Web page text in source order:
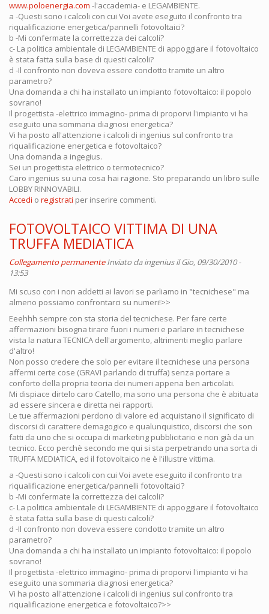
www.poloenergia.com -l'accademia- e LEGAMBIENTE.
a -Questi sono i calcoli con cui Voi avete eseguito il confronto tra
riqualificazione energetica/pannelli fotovoltaici?
b -Mi confermate la correttezza dei calcoli?
c- La politica ambientale di LEGAMBIENTE di appoggiare il fotovoltaico
è stata fatta sulla base di questi calcoli?
d -Il confronto non doveva essere condotto tramite un altro
parametro?
Una domanda a chi ha installato un impianto fotovoltaico: il popolo
sovrano!
Il progettista -elettrico immagino- prima di proporvi l'impianto vi ha
eseguito una sommaria diagnosi energetica?
Vi ha posto all'attenzione i calcoli di ingenius sul confronto tra
riqualificazione energetica e fotovoltaico?
Una domanda a ingegius.
Sei un progettista elettrico o termotecnico?
Caro ingenius su una cosa hai ragione. Sto preparando un libro sulle
LOBBY RINNOVABILI.
Accedi o registrati per inserire commenti.
FOTOVOLTAICO VITTIMA DI UNA
TRUFFA MEDIATICA
Collegamento permanente Inviato daingeniusil Gio, 09/30/2010 -
13:53
Mi scuso con i non addetti ai lavori se parliamo in "tecnichese" ma
almeno possiamo confrontarci su numeri!>>
Eeehhh sempre con sta storia del tecnichese. Per fare certe
affermazioni bisogna tirare fuori i numeri e parlare in tecnichese
vista la natura TECNICA dell'argomento, altrimenti meglio parlare
d'altro!
Non posso credere che solo per evitare il tecnichese una persona
affermi certe cose (GRAVI parlando di truffa) senza portare a
conforto della propria teoria dei numeri appena ben articolati.
Mi dispiace dirtelo caro Catello, ma sono una persona che è abituata
ad essere sincera e diretta nei rapporti.
Le tue affermazioni perdono di valore ed acquistano il significato di
discorsi di carattere demagogico e qualunquistico, discorsi che son
fatti da uno che si occupa di marketing pubblicitario e non già da un
tecnico. Ecco perchè secondo me qui si sta perpetrando una sorta di
TRUFFA MEDIATICA, ed il fotovoltaico ne è l'illustre vittima.
a -Questi sono i calcoli con cui Voi avete eseguito il confronto tra
riqualificazione energetica/pannelli fotovoltaici?
b -Mi confermate la correttezza dei calcoli?
c- La politica ambientale di LEGAMBIENTE di appoggiare il fotovoltaico
è stata fatta sulla base di questi calcoli?
d -Il confronto non doveva essere condotto tramite un altro
parametro?
Una domanda a chi ha installato un impianto fotovoltaico: il popolo
sovrano!
Il progettista -elettrico immagino- prima di proporvi l'impianto vi ha
eseguito una sommaria diagnosi energetica?
Vi ha posto all'attenzione i calcoli di ingenius sul confronto tra
riqualificazione energetica e fotovoltaico?>>